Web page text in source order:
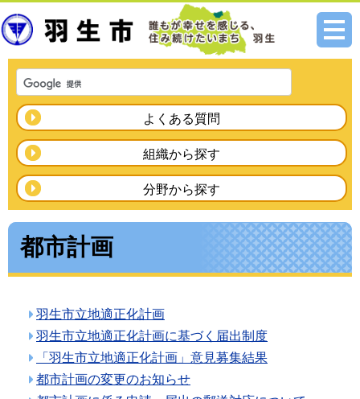
メニ
よくある質問
組織から探す
分野から探す
都市計画
羽生市立地適正化計画
羽生市立地適正化計画に基づく届出制度
「羽生市立地適正化計画」意見募集結果
都市計画の変更のお知らせ